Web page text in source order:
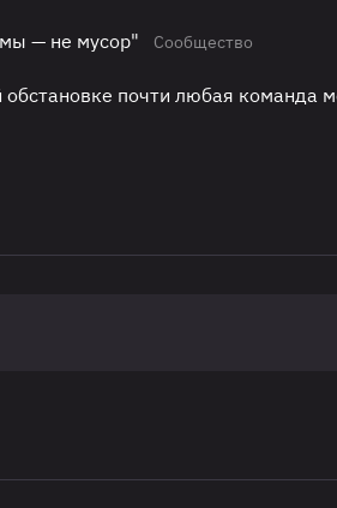
— не мусор" Сообщество
обстановке почти любая команда